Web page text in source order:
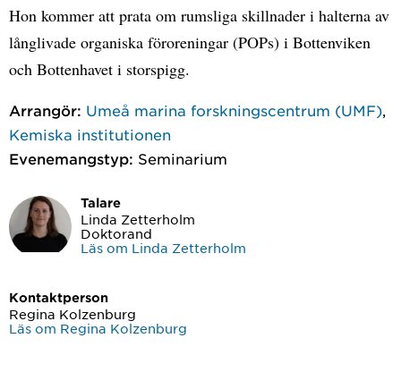
Hon kommer att prata om rumsliga skillnader i halterna av
långlivade organiska föroreningar (POPs) i Bottenviken
och Bottenhavet i storspigg.
Arrangör: Umeå marina forskningscentrum (UMF)
Kemiska institutionen
Evenemangstyp: Seminarium
Talare
Linda Zetterholm
Doktorand
Läs om Linda Zetterholm
Kontaktperson
Regina Kolzenburg
Läs om Regina Kolzenburg